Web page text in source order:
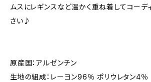
ムスにレギンスなど温かく重ね着してコーデ
さい♪
原産国：アルゼンチン
生地の組成：レーヨン96％ ポリウレタン4％